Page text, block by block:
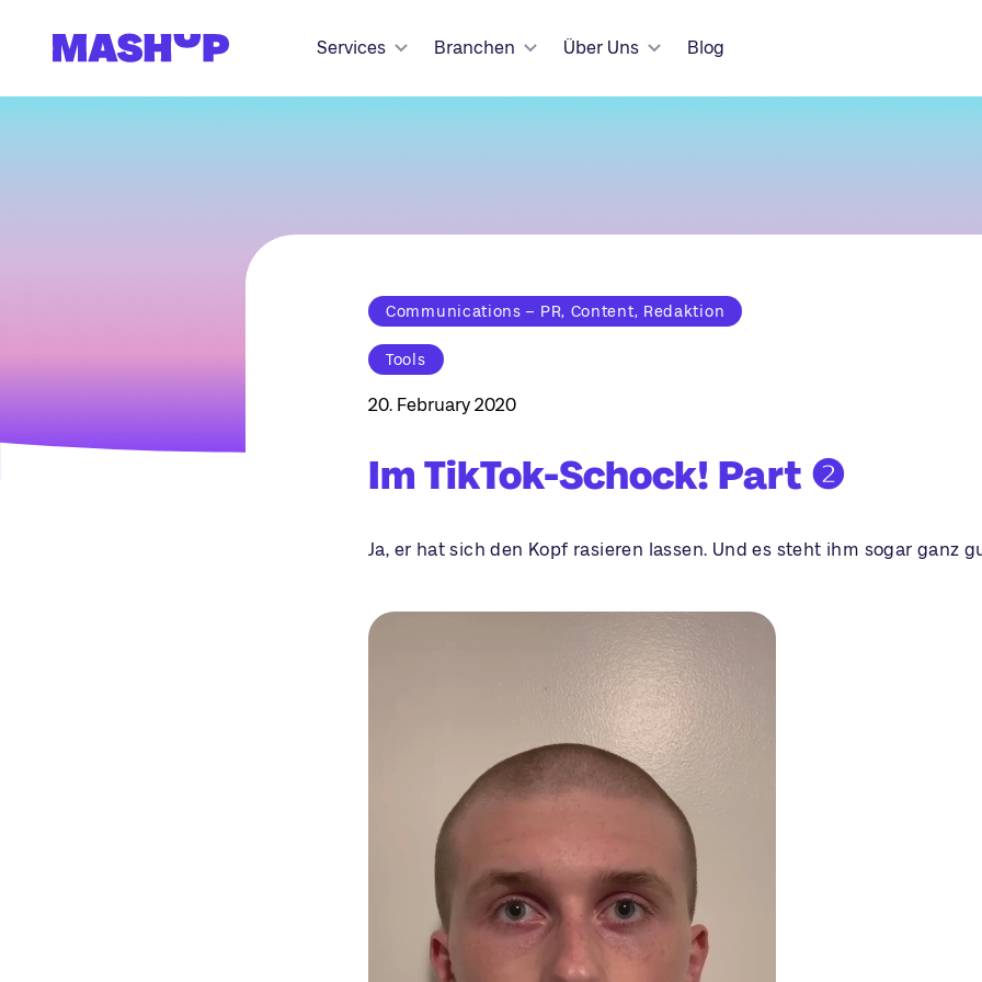
Services
Branchen Über Uns Blog
Communications – PR, Content, Redaktion
Tools
20. February 2020
Im TikTok-Schock! Part ❷
Ja, er hat sich den Kopf rasieren lassen. Und es steht ihm sogar ganz